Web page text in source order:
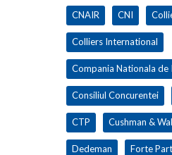
CNAIR CNI
Colliers International
Compania Nationala de
Consiliul Concurentei
CTP Cushman &
Dedeman Forte